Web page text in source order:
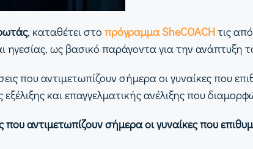
, καταθέτει στο πρόγραμμα SheCOACHτις
ηγεσίας, ως βασικό παράγοντα για την ανάπτυξη
που αντιμετωπίζουν σήμερα οι γυναίκες που
και επαγγελματικής ανέλιξης που
που αντιμετωπίζουν σήμερα οι γυναίκες που